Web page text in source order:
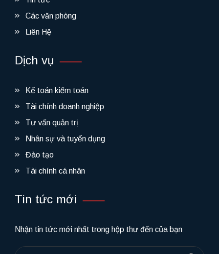
Các văn phòng
Liên Hệ
Dịch vụ
Kế toán kiểm toán
Tài chính doanh nghiệp
Tư vấn quản trị
Nhân sự và tuyển dụng
Đào tạo
Tài chính cá nhân
Tin tức mới
Nhận tin tức mới nhất trong hộp thư đến của bạn